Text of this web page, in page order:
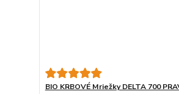
BIO KRBOVÉ Mriežky DELTA 700